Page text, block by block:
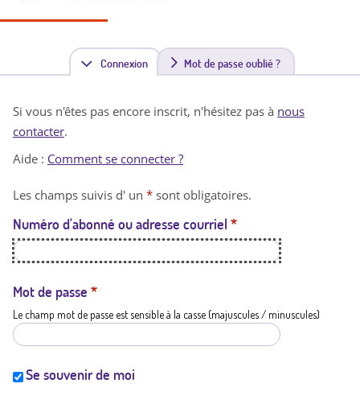
Connexion(
n
t
a
t
i
Mot de passe oublié ?
Si vous n'êtes pas encore inscrit, n'hésitez pas à nous
contacter.
Aide : Comment se connecter ?
Les champs suivis d' un * sont obligatoires.
Numéro d'abonné ou adresse courriel *
Mot de passe *
Le champ mot de passe est sensible à la casse (majuscules / minuscules)
Se souvenir de moi